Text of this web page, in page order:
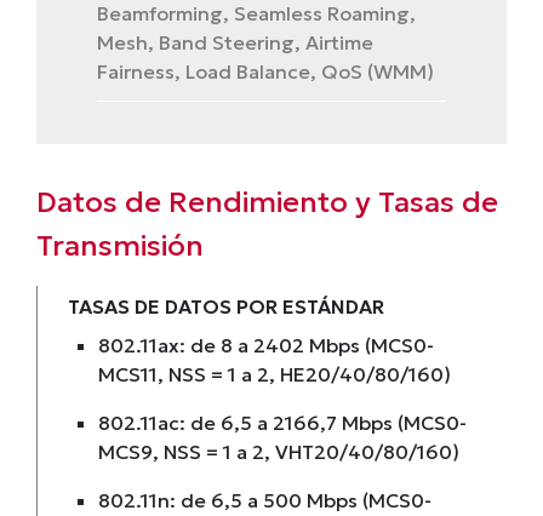
Beamforming, Seamless Roaming,
Mesh, Band Steering, Airtime
Fairness, Load Balance, QoS (WMM)
Datos de Rendimiento y Tasas de
Transmisión
TASAS DE DATOS POR ESTÁNDAR
802.11ax: de 8 a 2402 Mbps (MCS0-
MCS11, NSS = 1 a 2, HE20/40/80/160)
802.11ac: de 6,5 a 2166,7 Mbps (MCS0-
MCS9, NSS = 1 a 2, VHT20/40/80/160)
802.11n: de 6,5 a 500 Mbps (MCS0-